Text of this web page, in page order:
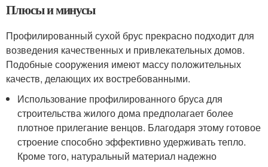
Плюсы и минусы
Профилированный сухой брус прекрасно подходит для
возведения качественных и привлекательных домов.
Подобные сооружения имеют массу положительных
качеств, делающих их востребованными.
Использование профилированного бруса для
строительства жилого дома предполагает более
плотное прилегание венцов. Благодаря этому готовое
строение способно эффективно удерживать тепло.
Кроме того, натуральный материал надежно